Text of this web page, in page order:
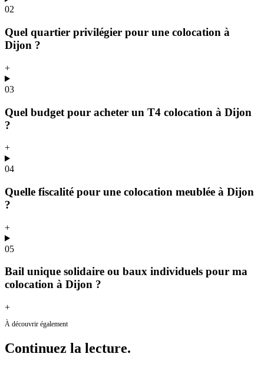
02
Quel quartier privilégier pour une colocation à
Dijon ?
+
03
Quel budget pour acheter un T4 colocation à Dijon
?
+
04
Quelle fiscalité pour une colocation meublée à Dijon
?
+
05
Bail unique solidaire ou baux individuels pour ma
colocation à Dijon ?
+
À découvrir également
Continuez la lecture.